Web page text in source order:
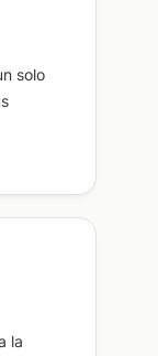
solo
la